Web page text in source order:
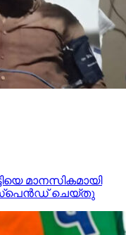
മാനസികമായി
ചെയ്തു